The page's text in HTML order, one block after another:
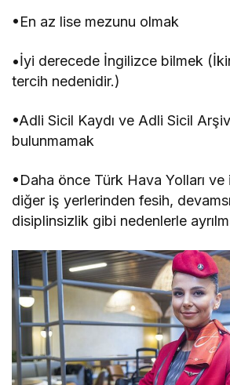
•En az lise mezunu olmak
•İyi derecede İngilizce bilmek
tercih nedenidir.)
•Adli Sicil Kaydı ve Adli Sicil
bulunmamak
•Daha önce Türk Hava Yolları
diğer iş yerlerinden fesih,
disiplinsizlik gibi nedenlerle